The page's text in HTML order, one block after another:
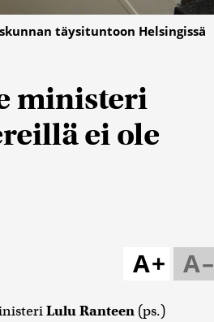
täysituntoon Helsingissä
ministeri
ei ole
A–
A+
Lulu Ranteen (ps.)